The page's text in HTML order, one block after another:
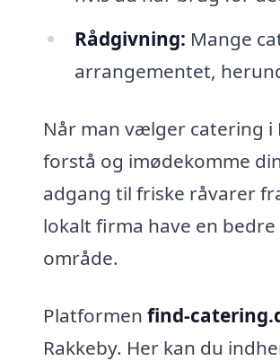
Rådgivning: Mange
arrangementet,
Når man vælger catering i
forstå og imødekomme
adgang til friske råvarer
lokalt firma have en
område.
Platformen find-
Rakkeby. Her kan du